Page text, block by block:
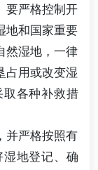
要严格控制开
地和国家重要
然湿地，一律
占用或改变湿
各种补救措
并严格按照有
地登记、确